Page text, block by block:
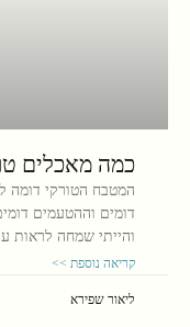
כמה מאכלים
המטבח הטורקי דומה
דומים וההטעמים
והייתי שמחה לראות
קריאה נוספת >>
ליאור שפירא